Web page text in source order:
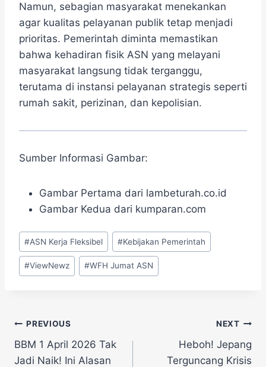
Namun, sebagian masyarakat menekankan
agar kualitas pelayanan publik tetap menjadi
prioritas. Pemerintah diminta memastikan
bahwa kehadiran fisik ASN yang melayani
masyarakat langsung tidak terganggu,
terutama di instansi pelayanan strategis seperti
rumah sakit, perizinan, dan kepolisian.
Sumber Informasi Gambar:
Gambar Pertama dari lambeturah.co.id
Gambar Kedua dari kumparan.com
Post
Tags:
#ASN Kerja Fleksibel #Kebijakan Pemerintah
#ViewNewz #WFH Jumat ASN
Navigasi
pos
PREVIOUS
BBM 1 April 2026 Tak
Jadi Naik! Ini Alasan
NEXT
Heboh! Jepang
Terguncang Krisis